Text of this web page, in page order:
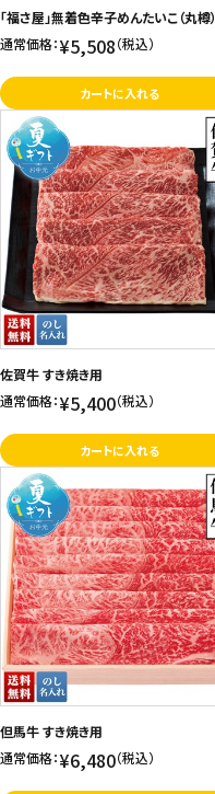
「福さ屋」無着色辛子めんたいこ（丸樽）
通常価格：¥5,508（税込）
カートに入れる
佐賀牛 すき焼き用
通常価格：¥5,400（税込）
カートに入れる
但馬牛 すき焼き用
通常価格：¥6,480（税込）